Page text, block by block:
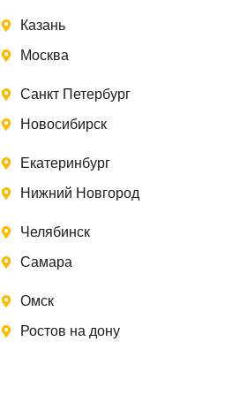
Казань
Москва
Санкт Петербург
Новосибирск
Екатеринбург
Нижний Новгород
Челябинск
Самара
Омск
Ростов на дону